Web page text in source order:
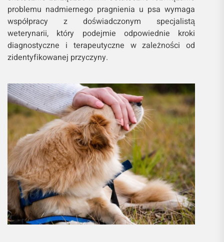
problemu nadmiernego pragnienia u psa wymaga
współpracy z doświadczonym specjalistą
weterynarii, który podejmie odpowiednie kroki
diagnostyczne i terapeutyczne w zależności od
zidentyfikowanej przyczyny.